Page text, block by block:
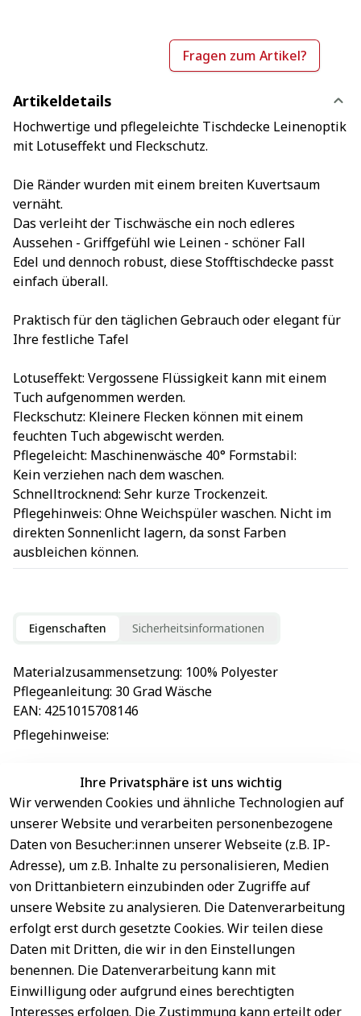
Fragen zum Artikel?
Artikeldetails
Hochwertige und pflegeleichte Tischdecke Leinenoptik
mit Lotuseffekt und Fleckschutz.
Die Ränder wurden mit einem breiten Kuvertsaum
vernäht.
Das verleiht der Tischwäsche ein noch edleres
Aussehen - Griffgefühl wie Leinen - schöner Fall
Edel und dennoch robust, diese Stofftischdecke passt
einfach überall.
Praktisch für den täglichen Gebrauch oder elegant für
Ihre festliche Tafel
Lotuseffekt: Vergossene Flüssigkeit kann mit einem
Tuch aufgenommen werden.
Fleckschutz: Kleinere Flecken können mit einem
feuchten Tuch abgewischt werden.
Pflegeleicht: Maschinenwäsche 40° Formstabil:
Kein verziehen nach dem waschen.
Schnelltrocknend: Sehr kurze Trockenzeit.
Pflegehinweis: Ohne Weichspüler waschen. Nicht im
direkten Sonnenlicht lagern, da sonst Farben
ausbleichen können.
Eigenschaften Sicherheitsinformationen
Materialzusammensetzung: 100% Polyester
Pflegeanleitung: 30 Grad Wäsche
EAN: 4251015708146
Pflegehinweise:
EU-Verantwortliche Person - klicken Sie für Details
Ihre Privatsphäre ist uns wichtig
Wir verwenden Cookies und ähnliche Technologien auf
unserer Website und verarbeiten personenbezogene
Daten von Besucher:innen unserer Webseite (z.B. IP-
Adresse), um z.B. Inhalte zu personalisieren, Medien
von Drittanbietern einzubinden oder Zugriffe auf
unsere Website zu analysieren. Die Datenverarbeitung
erfolgt erst durch gesetzte Cookies. Wir teilen diese
Daten mit Dritten, die wir in den Einstellungen
benennen. Die Datenverarbeitung kann mit
Einwilligung oder aufgrund eines berechtigten
Interesses erfolgen. Die Zustimmung kann erteilt oder
RechtlichesService
Sichere
Zahlungsar